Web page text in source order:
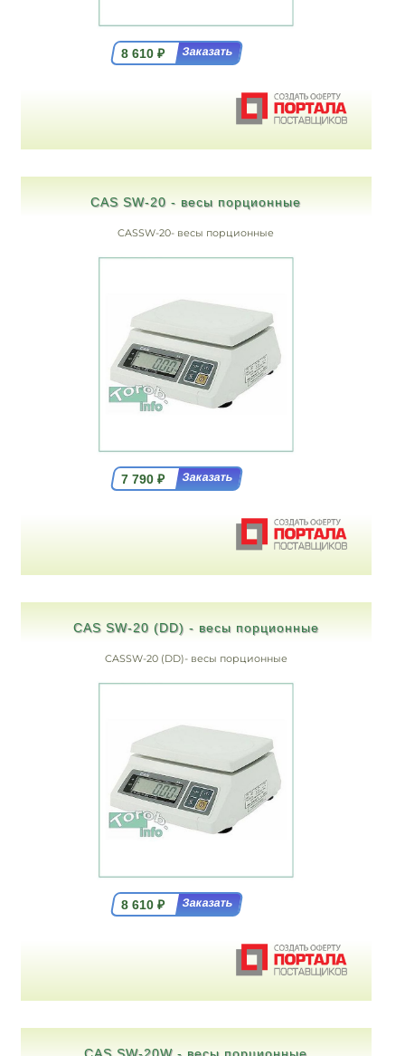
8 610₽
CAS SW-20 - весы порционные
CASSW-20- весы порционные
7 790₽
CAS SW-20 (DD) - весы порционные
CASSW-20 (DD)- весы порционные
8 610₽